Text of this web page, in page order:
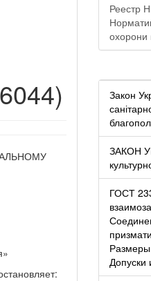
Реестр
охорони
Закон
ЗАКОН
ГОСТ
Допуски